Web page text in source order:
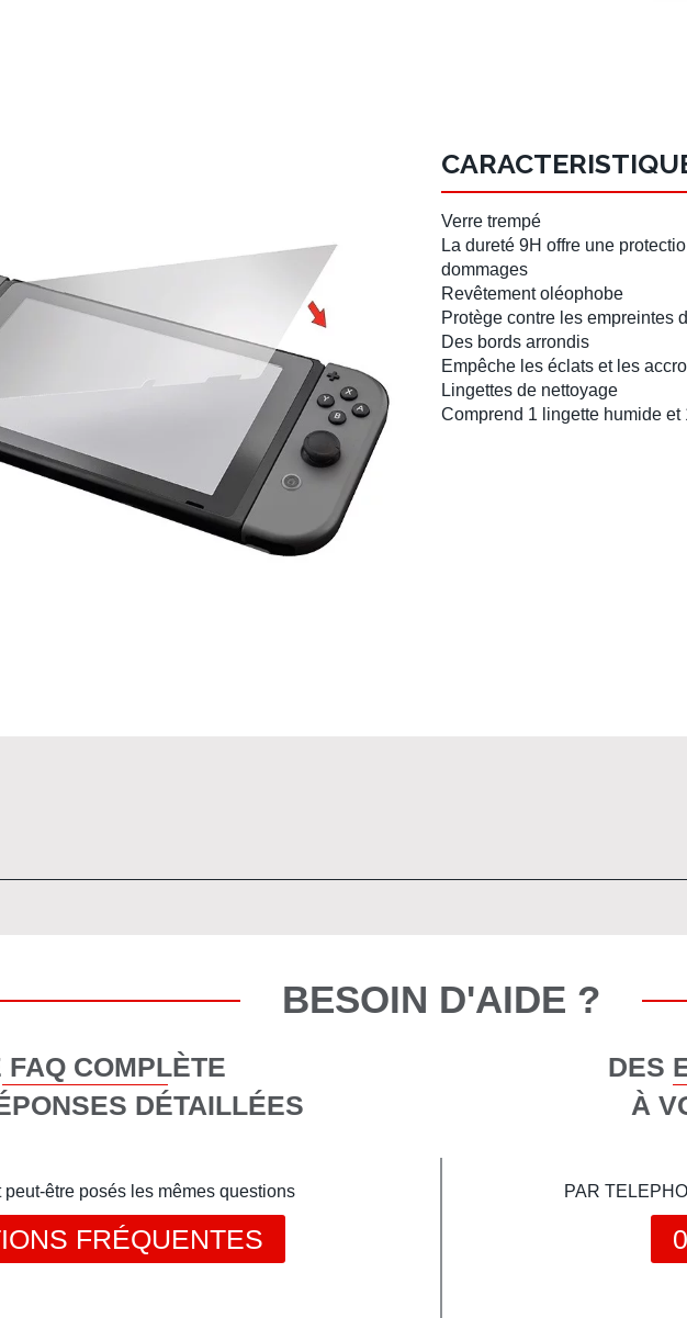
Verre trempé
La dureté 9H offre une
dommages
Revêtement oléophobe
Protège contre les empreintes
Des bords arrondis
Empêche les éclats et les
Lingettes de nettoyage
Comprend 1 lingette humide et
BESOIN D'AIDE ?
FAQ COMPLÈTE
DÉTAILLÉES
peut-être posés les mêmes questions
FRÉQUENTES
DES
À
PAR